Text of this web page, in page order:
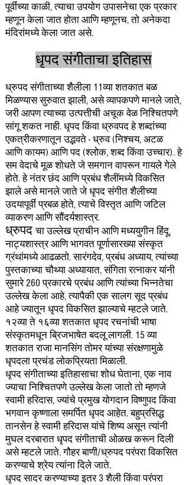
पूर्वीच्या काळी, त्याचा उपयोग उपासनेचा एक प्रकार
म्हणून केला जात होता आणि म्हणूनच, तो अनेकदा
मंदिरांमध्ये केला जात असे.
धृपद संगीताचा इतिहास
ध्रुपद संगीताच्या शैलीला 11व्या शतकात बळ
मिळण्यास सुरुवात झाली, असे व्यापकपणे मानले जाते,
जरी आपण त्याच्या उत्पत्तीची अचूक वेळ निश्चितपणे
सांगू शकत नाही. धृपद किंवा ध्रुवपद हे शब्दांच्या
एकत्रीकरणातून उद्भवते - ध्रुव (निश्चय, अटळ
आणि कायम) आणि पद (श्लोक, शब्द किंवा उच्चार). हे
सम वेदाचे मूळ शोधते जे समगान वापरून गायले गेले
होते. हे नंतर छंद आणि प्रबंध शैलींमध्ये विकसित
झाले असे मानले जाते जे धृपद संगीत शैलीच्या
उदयापूर्वी प्रबळ होते, त्याचे विस्तृत आणि जटिल
व्याकरण आणि सौंदर्यशास्त्र.
ध्रुपदचा उल्लेख प्राचीन आणि मध्ययुगीन हिंदू,
नाट्यशास्त्र आणि भागवत पूर्णासारख्या संस्कृत
ग्रंथांमध्ये आढळतो. सारंगदेव, प्रबंध अध्याय, त्यांच्या
पुस्तकाच्या चौथ्या अध्यायात, संगिता रत्नाकर यांनी
सुमारे 260 प्रकारचे प्रबंध आणि त्यांच्या भिन्नतेचा
उल्लेख केला आहे, त्यापैकी एक सालग सूद प्रबंध
आहे ज्यातून धृपद विकसित झाल्याचे म्हटले जाते.
१२व्या ते १६व्या शतकात धृपद रचनांची भाषा
संस्कृतमधून ब्रिजभाषेत बदलू लागली. 15 व्या
शतकात राजा मानसिंग तोमर यांच्या संरक्षणामुळे
धृपदला प्रचंड लोकप्रियता मिळाली.
धृपद संगीताच्या इतिहासाचा शोध घेताना, एक नाव
ज्याचा निश्चितपणे उल्लेख केला जातो तो म्हणजे
स्वामी हरिदास, ज्यांचे प्रमुख योगदान विष्णुपद किंवा
भगवान कृष्णाला समर्पित धृपद आहेत. बहुप्रसिद्ध
तानसेन हे स्वामी हरिदास यांचे शिष्य असून त्यांनी
मुघल दरबारात धृपद संगीताची ओळख करून दिली
असे म्हटले जाते. गौहर बाणी/ध्रुपद परंपरा विकसित
करण्याचे श्रेय त्यांना दिले जाते.
धृपद सादर करण्याच्या इतर 3 शैली किंवा परंपरा